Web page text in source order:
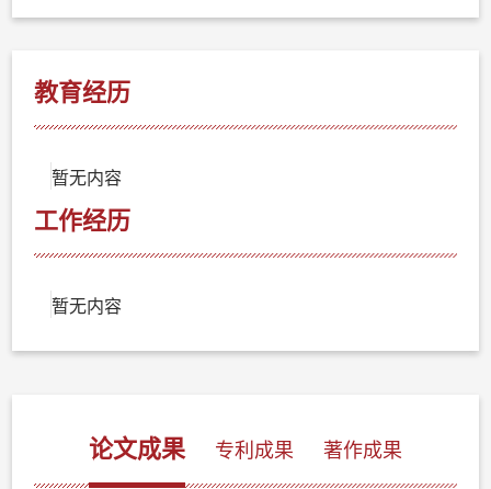
教育经历
暂无内容
工作经历
暂无内容
论文成果 专利成果 著作成果